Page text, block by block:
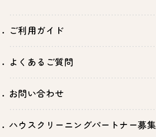
ご利用ガイド
よくあるご質問
お問い合わせ
ハウスクリーニングパートナー募集